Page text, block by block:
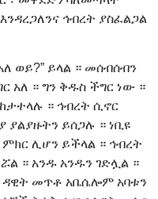
ኅብረት ያስፈልጋል
ወይ?” ይላል ። መሰብሰብን
አለ ። ግን ቅዱስ ችግር ነው ።
። ኅብረት ሲኖር
ያልያዙትን ይሰጋሉ ። ነቢዩ
ሊሆን ይችላል ። ኅብረት
። አንዱ አንዱን ገድሏል ።
መጥቶ አቤሴሎም አባቱን